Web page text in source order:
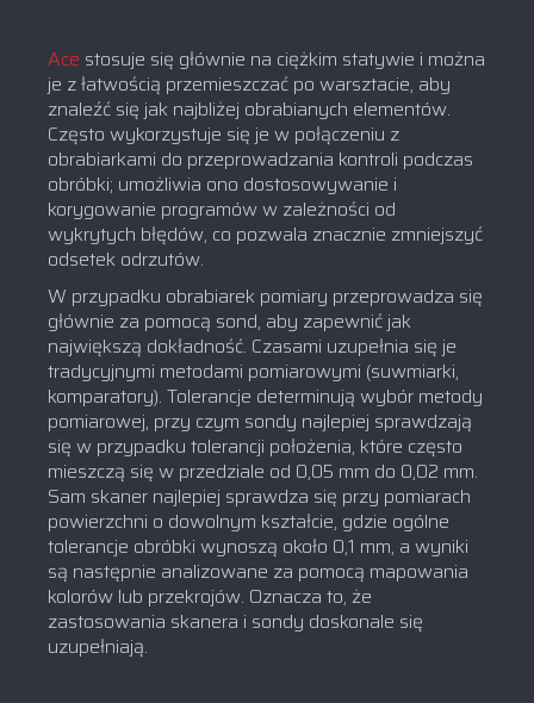
Ace stosuje się głównie na ciężkim statywie i można
je z łatwością przemieszczać po warsztacie, aby
znaleźć się jak najbliżej obrabianych elementów.
Często wykorzystuje się je w połączeniu z
obrabiarkami do przeprowadzania kontroli podczas
obróbki; umożliwia ono dostosowywanie i
korygowanie programów w zależności od
wykrytych błędów, co pozwala znacznie zmniejszyć
odsetek odrzutów.
W przypadku obrabiarek pomiary przeprowadza się
głównie za pomocą sond, aby zapewnić jak
największą dokładność. Czasami uzupełnia się je
tradycyjnymi metodami pomiarowymi (suwmiarki,
komparatory). Tolerancje determinują wybór metody
pomiarowej, przy czym sondy najlepiej sprawdzają
się w przypadku tolerancji położenia, które często
mieszczą się w przedziale od 0,05 mm do 0,02 mm.
Sam skaner najlepiej sprawdza się przy pomiarach
powierzchni o dowolnym kształcie, gdzie ogólne
tolerancje obróbki wynoszą około 0,1 mm, a wyniki
są następnie analizowane za pomocą mapowania
kolorów lub przekrojów. Oznacza to, że
zastosowania skanera i sondy doskonale się
uzupełniają.